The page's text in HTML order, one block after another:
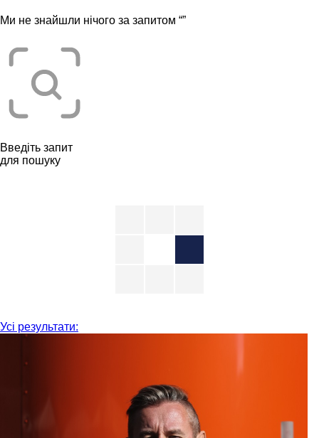
Ми не знайшли нічого за запитом “”
Введіть запит
для пошуку
Усі результати: